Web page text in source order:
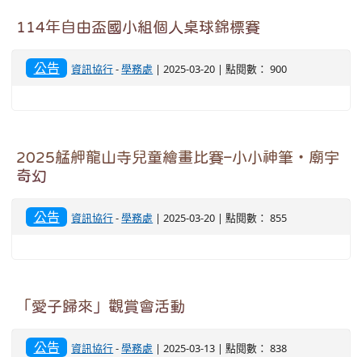
114年自由盃國小組個人桌球錦標賽
公告 資訊協行-學務處 | 2025-03-20 | 點閱數： 900
2025艋舺龍山寺兒童繪畫比賽–小小神筆‧廟宇
奇幻
公告 資訊協行-學務處 | 2025-03-20 | 點閱數： 855
「愛子歸來」觀賞會活動
公告 資訊協行-學務處 | 2025-03-13 | 點閱數： 838